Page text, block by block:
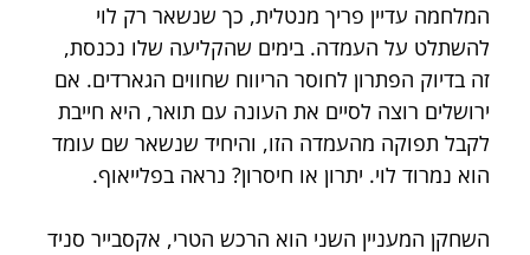
המלחמה עדיין פריך מנטלית, כך שנשאר רק לוי
להשתלט על העמדה. בימים שהקליעה שלו נכנסת,
זה בדיוק הפתרון לחוסר הריווח שחווים הגארדים. אם
ירושלים רוצה לסיים את העונה עם תואר, היא חייבת
לקבל תפוקה מהעמדה הזו, והיחיד שנשאר שם עומד
הוא נמרוד לוי. יתרון או חיסרון? נראה בפלייאוף.
השחקן המעניין השני הוא הרכש הטרי, אקסבייר סניד